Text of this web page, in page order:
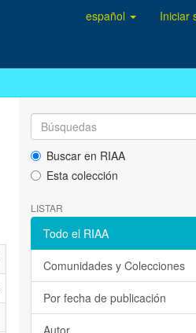
español Iniciar
Buscar en RIAA
Esta colección
LISTAR
Todo el RIAA
Comunidades y Colecciones
Por fecha de publicación